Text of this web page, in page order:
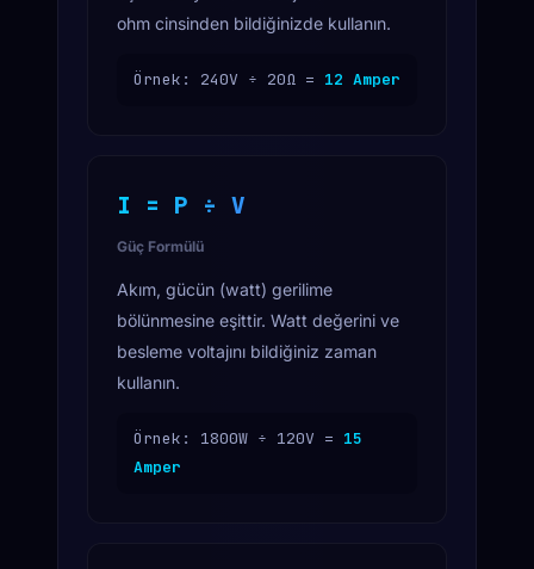
ohm cinsinden bildiğinizde kullanın.
Örnek: 240V ÷ 20Ω = 12 Amper
I = P ÷ V
Güç Formülü
Akım, gücün (watt) gerilime
bölünmesine eşittir. Watt değerini ve
besleme voltajını bildiğiniz zaman
kullanın.
Örnek: 1800W ÷ 120V = 15
Amper